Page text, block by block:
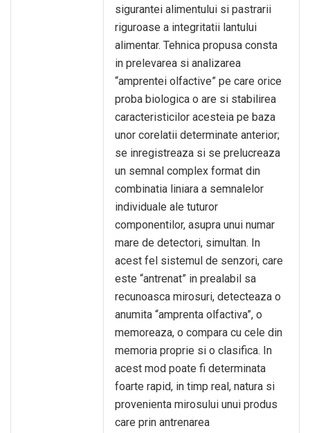
sigurantei alimentului si pastrarii
riguroase a integritatii lantului
alimentar. Tehnica propusa consta
in prelevarea si analizarea
“amprentei olfactive” pe care orice
proba biologica o are si stabilirea
caracteristicilor acesteia pe baza
unor corelatii determinate anterior;
se inregistreaza si se prelucreaza
un semnal complex format din
combinatia liniara a semnalelor
individuale ale tuturor
componentilor, asupra unui numar
mare de detectori, simultan. In
acest fel sistemul de senzori, care
este “antrenat” in prealabil sa
recunoasca mirosuri, detecteaza o
anumita “amprenta olfactiva”, o
memoreaza, o compara cu cele din
memoria proprie si o clasifica. In
acest mod poate fi determinata
foarte rapid, in timp real, natura si
provenienta mirosului unui produs
care prin antrenarea